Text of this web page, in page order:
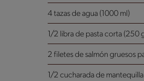
4 tazas de agua (1000 ml)
1/2 libra de pasta corta (250
2 filetes de salmón gruesos
1/2 cucharada de